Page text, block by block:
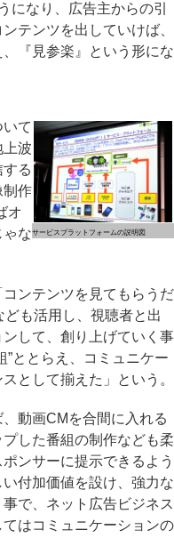
になり、広告主からの引
テンツを出していけば、
『見参楽』という形にな
サービスプラットフォームの説明図
て
波
る
制作
オ
ゃな
ンテンツを見てもらうだ
も活用し、視聴者と出
して、創り上げていく事
”ととらえ、コミュニケー
として揃えた」という。
動画CMを合間に入れる
した番組の制作なども柔
ンサーに提示できるよう
付加価値を設け、強力な
で、ネット広告ビジネス
はコミュニケーションの